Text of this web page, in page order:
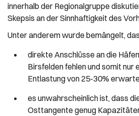
innerhalb der Regionalgruppe
Skepsis an der Sinnhaftigkeit des
Unter anderem wurde bemängelt,
direkte Anschlüsse an die
Birsfelden fehlen und somit nur
Entlastung von 25-30%
es unwahrscheinlich ist, dass
Osttangente genug